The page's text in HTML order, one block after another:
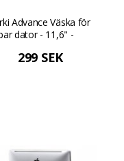
Advance Väska för
dator - 11,6" -
299 SEK